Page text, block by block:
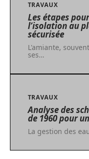
TRAVAUX
Les étapes
l’isolation au
sécurisée
L'amiante,
ses…
TRAVAUX
Analyse des
de 1960 pour
La gestion des